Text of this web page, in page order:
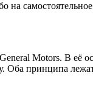
Motors. В её
Оба принципа